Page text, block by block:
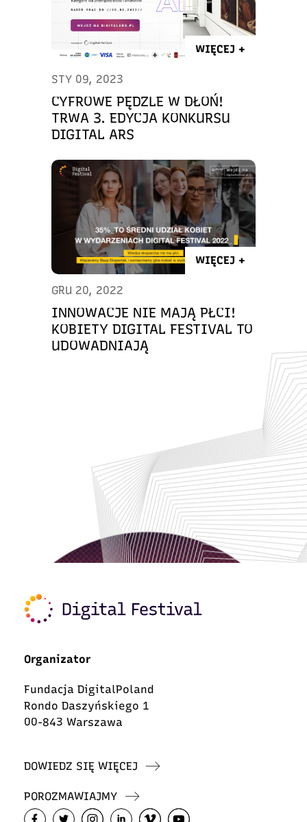
WIĘCEJ +
STY 09, 2023
CYFROWE PĘDZLE W DŁOŃ!
TRWA 3. EDYCJA KONKURSU
DIGITAL ARS
WIĘCEJ +
GRU 20, 2022
INNOWACJE NIE MAJĄ PŁCI!
KOBIETY DIGITAL FESTIVAL TO
UDOWADNIAJĄ
Organizator
Fundacja DigitalPoland
Rondo Daszyńskiego 1
00-843 Warszawa
DOWIEDZ SIĘ WIĘCEJ
POROZMAWIAJMY